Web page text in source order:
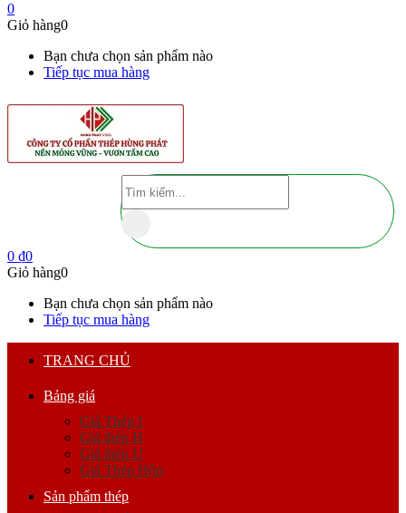
0
Giỏ hàng0
Bạn chưa chọn sản phẩm nào
Tiếp tục mua hàng
0 ₫0
Giỏ hàng0
Bạn chưa chọn sản phẩm nào
Tiếp tục mua hàng
TRANG CHỦ
Bảng giá
Giá Thép I
Giá thép H
Giá thép U
Giá Thép Hộp
Sản phẩm thép